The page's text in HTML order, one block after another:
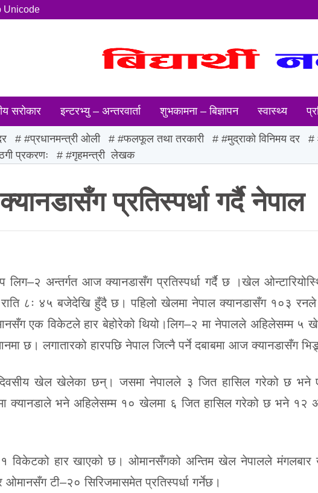
Unicode
सरोकार इन्टरभ्यु – अन्तरवार्ता शुभकामना – बिज्ञापन स्वास्थ्य
#प्रधानमन्त्री ओली #फलफूल तथा तरकारी #मुद्राको विनिमय दर
प्रकरणः #गृहमन्त्री लेखक
प्रतिस्पर्धा गर्दै नेपाल
अन्तर्गत आज क्यानडासँग प्रतिस्पर्धा गर्दै छ ।खेल
राति ८ः ४५ बजेदेखि हुँदै छ। पहिलो खेलमा नेपाल क्यानडासँग १०३ रनले
एक विकेटले हार बेहोरेको थियो।लिग–२ मा नेपालले अहिलेसम्म ५
छ। लगातारको हारपछि नेपाल जित्नै पर्ने दबाबमा आज क्यानडासँग
खेल खेलेका छन्। जसमा नेपालले ३ जित हासिल गरेको छ
क्यानडाले भने अहिलेसम्म १० खेलमा ६ जित हासिल गरेको छ भने १२
विकेटको हार खाएको छ। ओमानसँगको अन्तिम खेल नेपालले
टी–२० सिरिजमासमेत प्रतिस्पर्धा गर्नेछ।